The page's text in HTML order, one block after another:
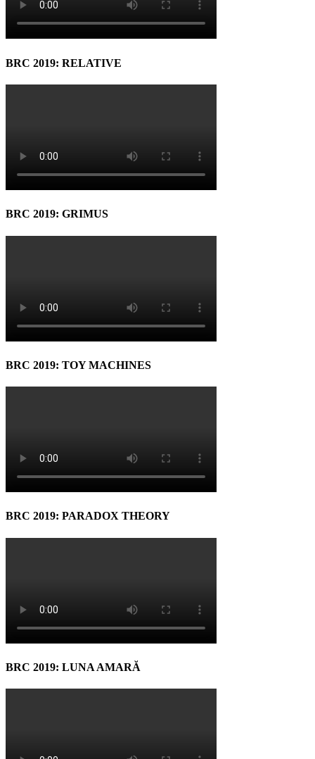
BRC 2019: RELATIVE
BRC 2019: GRIMUS
BRC 2019: TOY MACHINES
BRC 2019: PARADOX THEORY
BRC 2019: LUNA AMARĂ